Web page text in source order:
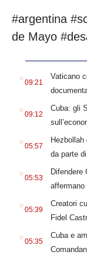
#argentina
de Mayo
. 09:21
Vaticano
. 09:12
Cuba: gli
. 05:57
da parte
. 05:53
Difendere
affermano
. 05:39
Creatori
Fidel
. 05:35
Cuba e